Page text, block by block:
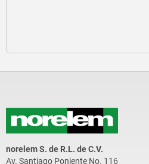
norelem S. de R.L. de C.V.
Av. Santiago Poniente No. 116